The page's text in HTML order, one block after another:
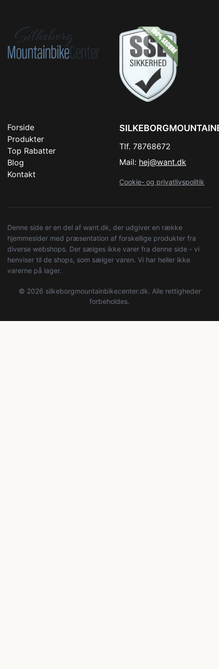
Forside
Produkter
Top Rabatter
Blog
Kontakt
Tlf. 78768672
Mail: hej@want.dk
Cookie- og privatlivspolitik
Denne side er en del af want.dk, der udgiver en række
hjemmesider med præsentation af forskellige produkter fra
diverse webshops. Der sælges ikke varer fra denne side - vi
henviser til de shops, som sælger varen. Vi har heller ikke
varerne på lager.
© 2026 silkeborgmountainbikecenter.dk. Alle rettigheder
forbeholdes.